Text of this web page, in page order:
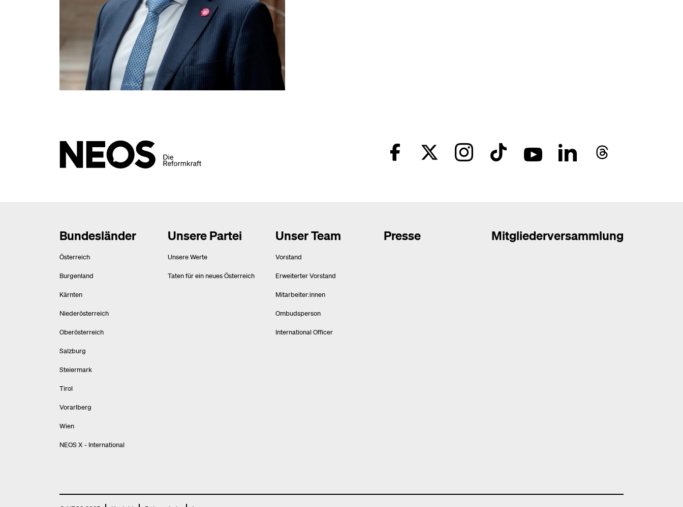
Bundesländer
Österreich
Burgenland
Kärnten
Niederösterreich
Oberösterreich
Salzburg
Steiermark
Tirol
Vorarlberg
Wien
NEOS X - International
Unsere Partei
Unsere Werte
Taten für ein neues Österreich
Unser Team
Vorstand
Erweiterter Vorstand
Mitarbeiter:innen
Ombudsperson
International Officer
Presse Mitgliederversammlung